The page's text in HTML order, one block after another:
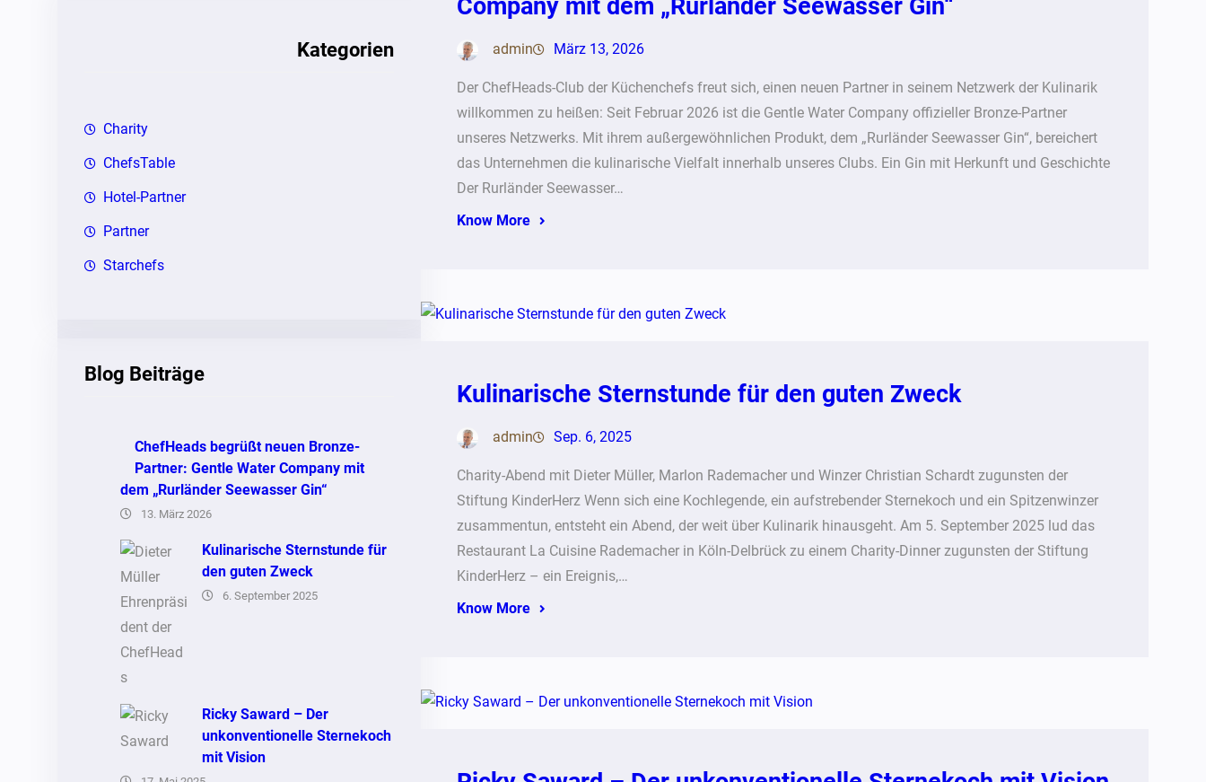
Kategorien
Charity
ChefsTable
Hotel-Partner
Partner
Starchefs
Blog Beiträge
ChefHeads begrüßt neuen Bronze-
Partner: Gentle Water Company mit
dem „Rurländer Seewasser Gin“
13. März 2026
Kulinarische Sternstunde für
den guten Zweck
6. September 2025
Ricky Saward – Der
unkonventionelle Sternekoch
mit Vision
Company mit dem „Rurländer Seewasser Gin“
admin März 13, 2026
Der ChefHeads-Club der Küchenchefs freut sich, einen neuen Partner in seinem Netzwerk der Kulinarik
willkommen zu heißen: Seit Februar 2026 ist die Gentle Water Company offizieller Bronze-Partner
unseres Netzwerks. Mit ihrem außergewöhnlichen Produkt, dem „Rurländer Seewasser Gin“, bereichert
das Unternehmen die kulinarische Vielfalt innerhalb unseres Clubs. Ein Gin mit Herkunft und Geschichte
Der Rurländer Seewasser…
Know More
Kulinarische Sternstunde für den guten Zweck
admin Sep. 6, 2025
Charity-Abend mit Dieter Müller, Marlon Rademacher und Winzer Christian Schardt zugunsten der
Stiftung KinderHerz Wenn sich eine Kochlegende, ein aufstrebender Sternekoch und ein Spitzenwinzer
zusammentun, entsteht ein Abend, der weit über Kulinarik hinausgeht. Am 5. September 2025 lud das
Restaurant La Cuisine Rademacher in Köln-Delbrück zu einem Charity-Dinner zugunsten der Stiftung
KinderHerz – ein Ereignis,…
Know More